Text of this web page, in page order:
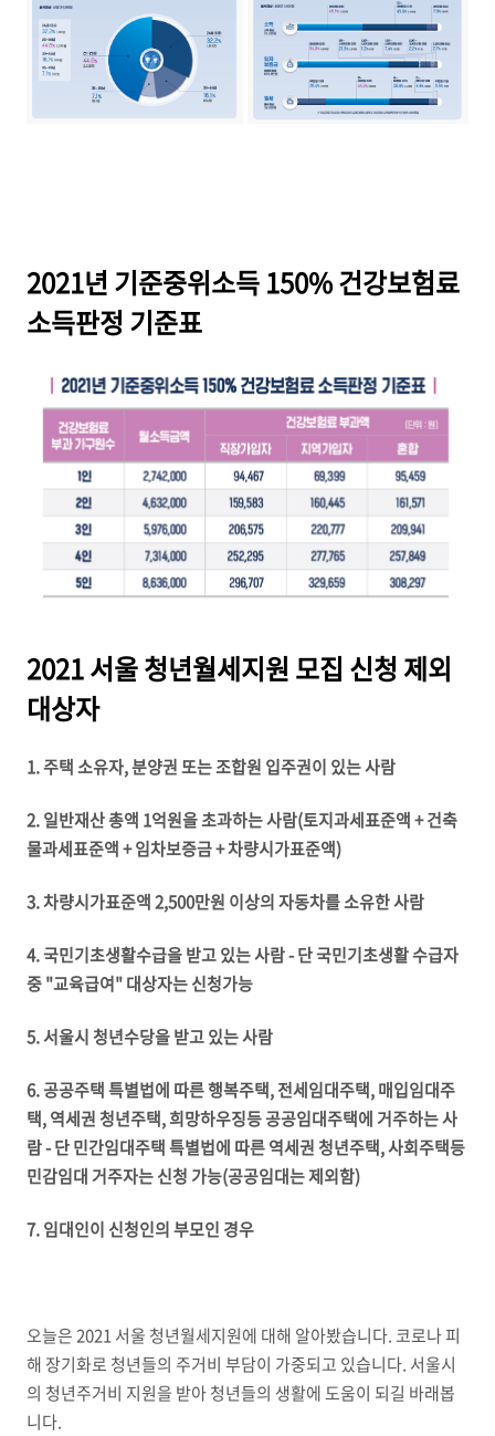
2021년 기준중위소득 150% 건강보험료
소득판정 기준표
2021 서울 청년월세지원 모집 신청 제외
대상자
1. 주택 소유자, 분양권 또는 조합원 입주권이 있는 사람
2. 일반재산 총액 1억원을 초과하는 사람(토지과세표준액 + 건축
물과세표준액 + 임차보증금 + 차량시가표준액)
3. 차량시가표준액 2,500만원 이상의 자동차를 소유한 사람
4. 국민기초생활수급을 받고 있는 사람 - 단 국민기초생활 수급자
중 "교육급여" 대상자는 신청가능
5. 서울시 청년수당을 받고 있는 사람
6. 공공주택 특별법에 따른 행복주택, 전세임대주택, 매입임대주
택, 역세권 청년주택, 희망하우징등 공공임대주택에 거주하는 사
람 - 단 민간임대주택 특별법에 따른 역세권 청년주택, 사회주택등
민감임대 거주자는 신청 가능(공공임대는 제외함)
7. 임대인이 신청인의 부모인 경우
오늘은 2021 서울 청년월세지원에 대해 알아봤습니다. 코로나 피
해 장기화로 청년들의 주거비 부담이 가중되고 있습니다. 서울시
의 청년주거비 지원을 받아 청년들의 생활에 도움이 되길 바래봅
니다.